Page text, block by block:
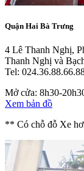
Quận Hai Bà Trưng
4 Lê Thanh Nghị,
Thanh Nghị và
Tel:
Mở cửa: 8h30-
Xem bản đồ
** Có chỗ đỗ Xe